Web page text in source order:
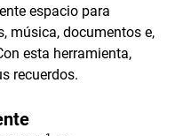
espacio para
música, documentos e,
esta herramienta,
recuerdos.